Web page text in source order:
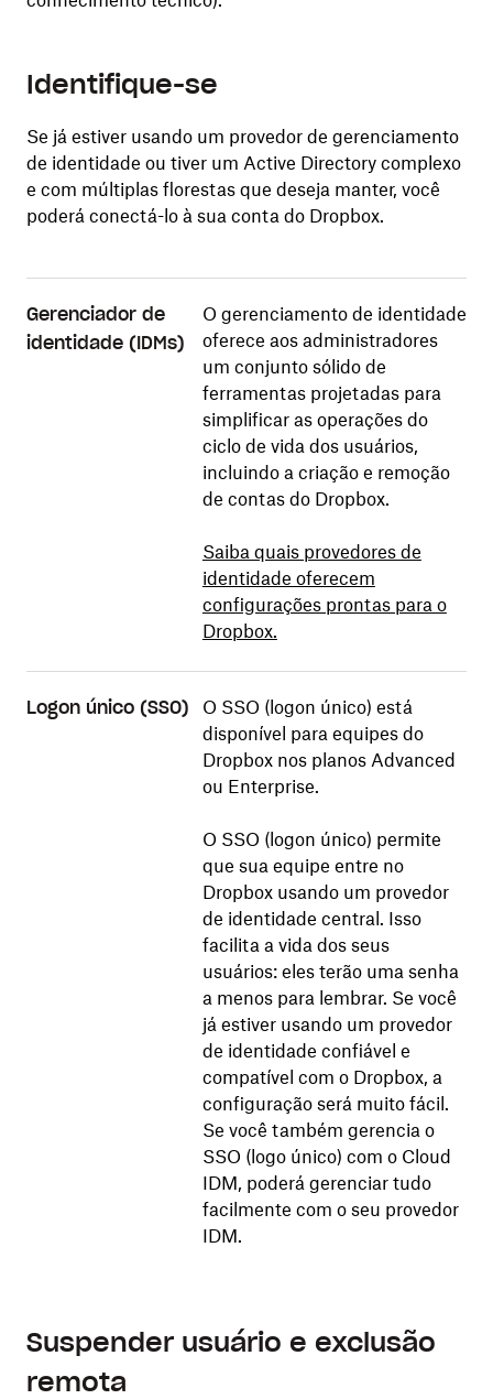
Identifique-se
Se já estiver usando um provedor de gerenciamento
de identidade ou tiver um Active Directory complexo
e com múltiplas florestas que deseja manter, você
poderá conectá-lo à sua conta do Dropbox.
Gerenciador de
identidade (IDMs)
O gerenciamento de identidade
oferece aos administradores
um conjunto sólido de
ferramentas projetadas para
simplificar as operações do
ciclo de vida dos usuários,
incluindo a criação e remoção
de contas do Dropbox.
Saiba quais provedores de
identidade oferecem
configurações prontas para o
Dropbox.
Logon único (SSO)
O SSO (logon único) está
disponível para equipes do
Dropbox nos planos Advanced
ou Enterprise.
O SSO (logon único) permite
que sua equipe entre no
Dropbox usando um provedor
de identidade central. Isso
facilita a vida dos seus
usuários: eles terão uma senha
a menos para lembrar. Se você
já estiver usando um provedor
de identidade confiável e
compatível com o Dropbox, a
configuração será muito fácil.
Se você também gerencia o
SSO (logo único) com o Cloud
IDM, poderá gerenciar tudo
facilmente com o seu provedor
IDM.
Suspender usuário e exclusão
remota